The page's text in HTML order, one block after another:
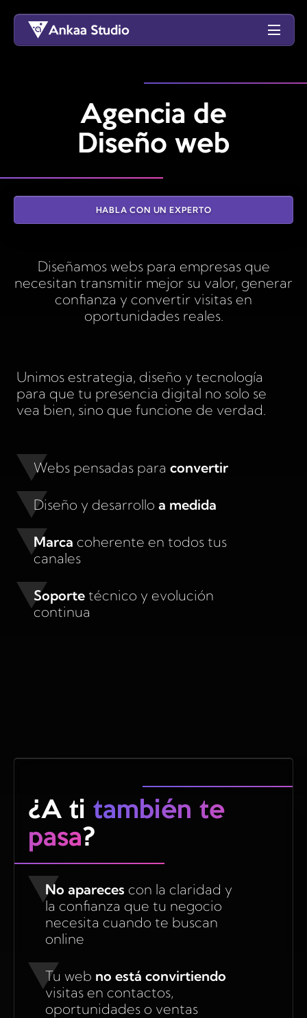
Agencia de
Diseño web
HABLA CON UN EXPERTO
Diseñamos webs para empresas que
necesitan transmitir mejor su valor, generar
confianza y convertir visitas en
oportunidades reales.
Unimos estrategia, diseño y tecnología
para que tu presencia digital no solo se
vea bien, sino que funcione de verdad.
Webs pensadas para convertir
Diseño y desarrollo a medida
Marca coherente en todos tus
canales
Soporte técnico y evolución
continua
¿A ti también te
pasa?
No apareces con la claridad y
la confianza que tu negocio
necesita cuando te buscan
online
Tu web no está convirtiendo
visitas en contactos,
oportunidades o ventas